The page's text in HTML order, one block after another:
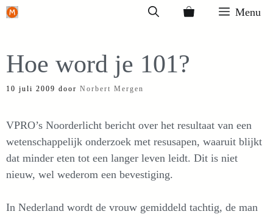
Ga
inhoud
Menu
Hoe word je 101?
10 juli 2009 door Norbert Mergen
VPRO’s Noorderlicht bericht over het resultaat van een
wetenschappelijk onderzoek met resusapen, waaruit blijkt
dat minder eten tot een langer leven leidt. Dit is niet
nieuw, wel wederom een bevestiging.
In Nederland wordt de vrouw gemiddeld tachtig, de man